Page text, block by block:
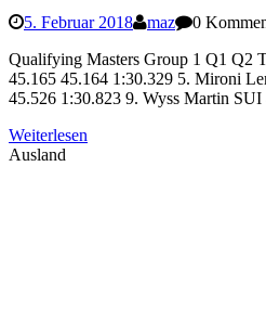
5. Februar 2018 maz
0
Qualifying Masters Group 1 Q1 Q2
45.165 45.164 1:30.329 5. Mironi
45.526 1:30.823 9. Wyss Martin
Weiterlesen
Ausland